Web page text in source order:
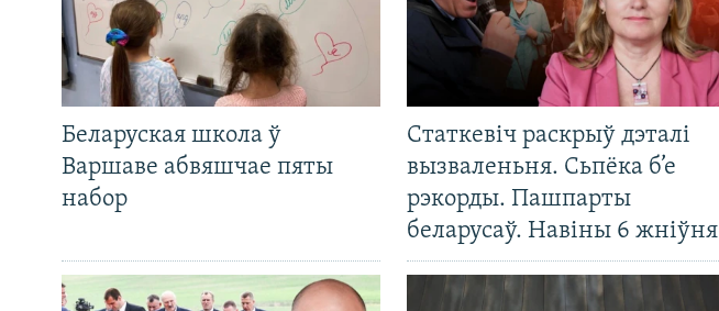
Беларуская школа ў
Варшаве абвяшчае пяты
набор
Статкевіч раскрыў дэталі
вызваленьня. Сьпёка б’е
рэкорды. Пашпарты
беларусаў. Навіны 6 жніўня